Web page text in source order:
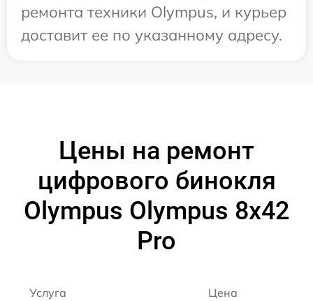
ремонта техники Olympus, и курьер
доставит ее по указанному адресу.
Цены на ремонт
цифрового бинокля
Olympus Olympus 8x42
Pro
Услуга Цена